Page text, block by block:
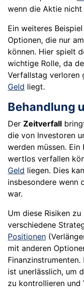
wenn die Aktie
Ein weiteres
Optionen, die nur am
können. Hier spielt
wichtige Rolle, da
Verfallstag verloren
Geld liegt.
Behandlung
Der Zeitverfall
die von Investoren
werden müssen.
wertlos verfallen
Geld liegen. Dies
insbesondere wenn
war.
Um diese Risiken
verschiedene
Positionen
mit anderen
ist unerlässlich, um
zu kontrollieren und